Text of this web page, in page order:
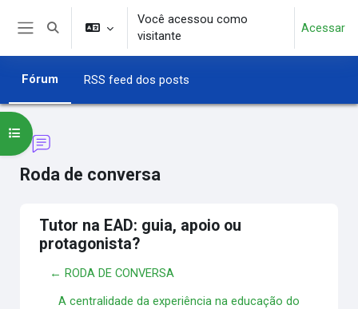
Ir para o conteúdo principal
Alternar entrada de pesquisa
Você acessou como
visitante
Acessar
Fórum RSS feed dos posts
Roda de conversa
Abrir índice do curso
Tutor na EAD: guia, apoio ou
protagonista?
← RODA DE CONVERSA
A centralidade da experiência na educação do